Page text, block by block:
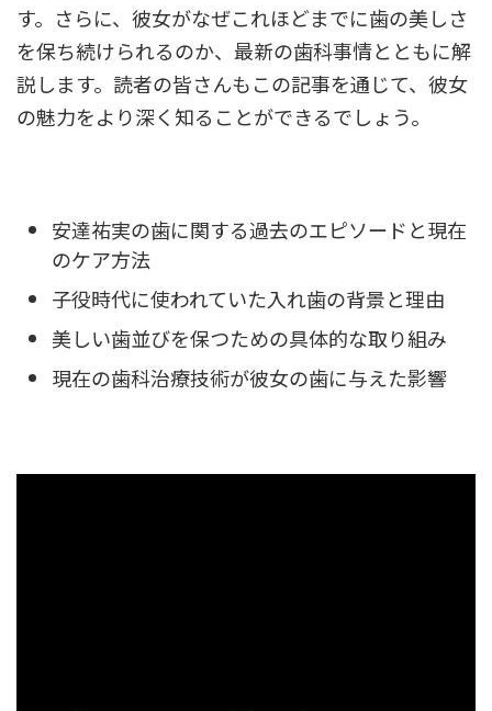
す。さらに、彼女がなぜこれほどまでに歯の美しさ
を保ち続けられるのか、最新の歯科事情とともに解
説します。読者の皆さんもこの記事を通じて、彼女
の魅力をより深く知ることができるでしょう。
安達祐実の歯に関する過去のエピソードと現在
のケア方法
子役時代に使われていた入れ歯の背景と理由
美しい歯並びを保つための具体的な取り組み
現在の歯科治療技術が彼女の歯に与えた影響